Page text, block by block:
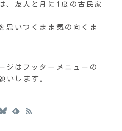
、友人と月に1度の古民家
思いつくまま気の向くま
ジはフッターメニューの
します。